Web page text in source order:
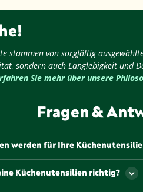
stammen von sorgfältig
sondern auch Langlebigkeit und
Sie mehr über unsere
Fragen &
werden für Ihre
werden aus hochwertigen,
ausgewählt wurden, um
Küchenutensilien richtig?